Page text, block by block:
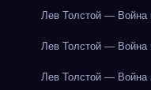
Лев Толстой — Война
Лев Толстой — Война
Лев Толстой — Война